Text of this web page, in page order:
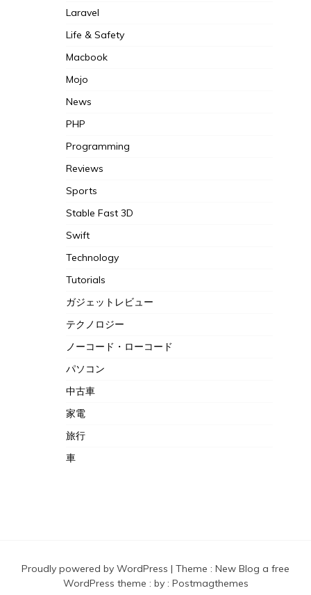
Laravel
Life & Safety
Macbook
Mojo
News
PHP
Programming
Reviews
Sports
Stable Fast 3D
Swift
Technology
Tutorials
ガジェットレビュー
テクノロジー
ノーコード・ローコード
パソコン
中古車
家電
旅行
車
Proudly powered by WordPress | Theme : New Blog a free
WordPress theme : by : Postmagthemes